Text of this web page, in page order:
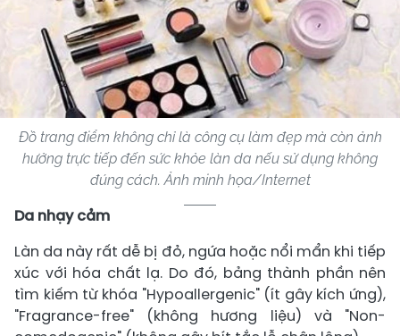
Đồ trang điểm không chỉ là công cụ làm đẹp mà còn ảnh
hưởng trực tiếp đến sức khỏe làn da nếu sử dụng không
đúng cách. Ảnh minh họa/Internet
Da nhạy cảm
Làn da này rất dễ bị đỏ, ngứa hoặc nổi mẩn khi tiếp
xúc với hóa chất lạ. Do đó, bảng thành phần nên
tìm kiếm từ khóa "Hypoallergenic" (ít gây kích ứng),
"Fragrance-free" (không hương liệu) và "Non-